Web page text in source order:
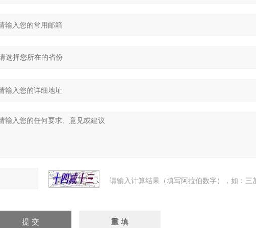
请输入计算结果（填写阿拉伯数字），如：三